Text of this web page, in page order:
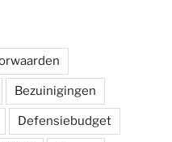
Bezuinigingen
Defensiebudget